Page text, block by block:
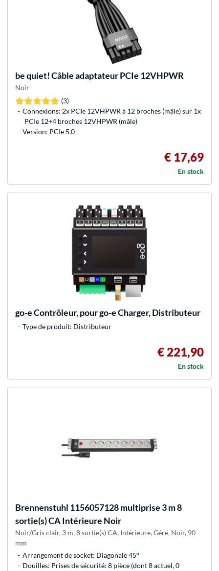
be quiet!Câble adaptateur PCIe 12VHPWR
Noir
(3)
Connexions: 2x PCIe 12VHPWR à 12 broches (mâle) sur 1x
PCIe 12+4 broches 12VHPWR (mâle)
Version: PCIe 5.0
€ 17,69
En stock
go-eContrôleur, pour go-e Charger, Distributeur
Type de produit: Distributeur
€ 221,90
En stock
Brennenstuhl 1156057128 multiprise 3 m 8
sortie(s) CA Intérieure Noir
Noir/Gris clair, 3 m, 8 sortie(s) CA, Intérieure, Géré, Noir, 90
mm
Arrangement de socket: Diagonale 45°
Douilles: Prises de sécurité: 8 pièce (dont 8 actuel, 0